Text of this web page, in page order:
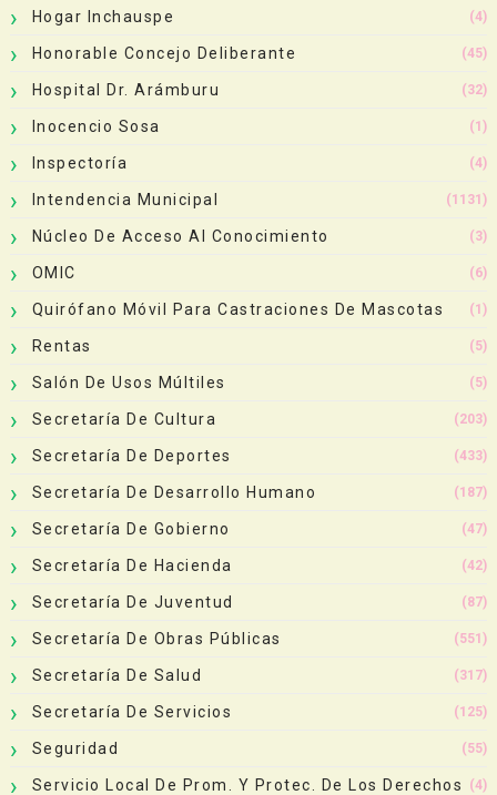
Hogar Inchauspe (4)
Honorable Concejo Deliberante (45)
Hospital Dr. Arámburu (32)
Inocencio Sosa (1)
Inspectoría (4)
Intendencia Municipal (1131)
Núcleo De Acceso Al Conocimiento (3)
OMIC (6)
Quirófano Móvil Para Castraciones De Mascotas (1)
Rentas (5)
Salón De Usos Múltiles (5)
Secretaría De Cultura (203)
Secretaría De Deportes (433)
Secretaría De Desarrollo Humano (187)
Secretaría De Gobierno (47)
Secretaría De Hacienda (42)
Secretaría De Juventud (87)
Secretaría De Obras Públicas (551)
Secretaría De Salud (317)
Secretaría De Servicios (125)
Seguridad (55)
Servicio Local De Prom. Y Protec. De Los Derechos
(4)